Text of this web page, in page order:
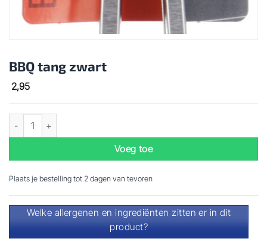
BBQ tang zwart
2,95
BBQ tang zwart aantal
Voeg toe
Plaats je bestelling tot 2 dagen van tevoren
Welke allergenen en ingrediënten zitten er in dit
product?